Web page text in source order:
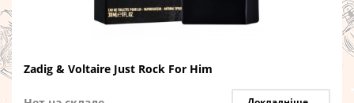
Zadig & Voltaire Just Rock For Him